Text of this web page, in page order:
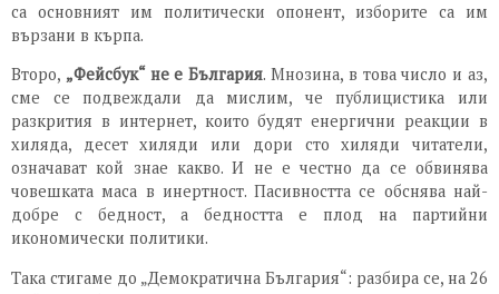
са основният им политически опонент, изборите са им
вързани в кърпа.
Второ, „Фейсбук“ не е България. Мнозина, в това число и аз,
сме се подвеждали да мислим, че публицистика или
разкрития в интернет, които будят енергични реакции в
хиляда, десет хиляди или дори сто хиляди читатели,
означават кой знае какво. И не е честно да се обвинява
човешката маса в инертност. Пасивността се обснява най-
добре с бедност, а бедността е плод на партийни
икономически политики.
Така стигаме до „Демократична България“: разбира се, на 26